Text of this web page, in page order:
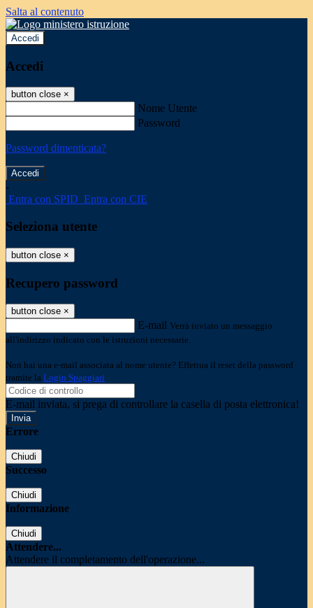
Salta al contenuto
Accedi
Accedi
button close ×
Nome Utente
Password
Password dimenticata?
-
Entra con SPID Entra con CIE
Seleziona utente
button close ×
Recupero password
button close ×
E-mail Verrà inviato un messaggio
all'indirizzo indicato con le istruzioni necessarie.
Non hai una e-mail associata al nome utente? Effettua il reset della password
tramite la Login Spaggiari
E-mail inviata, si prega di controllare la casella di posta elettronica!
Errore
Chiudi
Successo
Chiudi
Informazione
Chiudi
Attendere...
Attendere il completamento dell'operazione...